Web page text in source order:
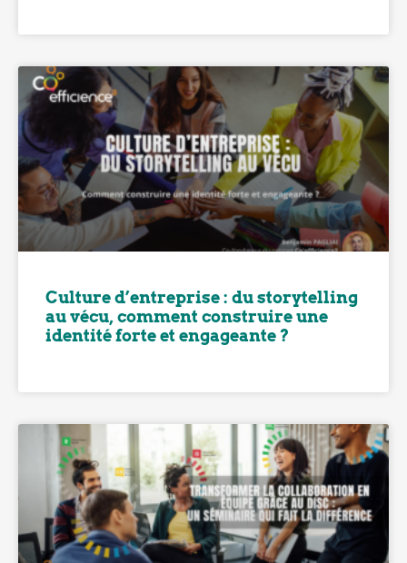
Culture d’entreprise : du storytelling
au vécu, comment construire une
identité forte et engageante ?